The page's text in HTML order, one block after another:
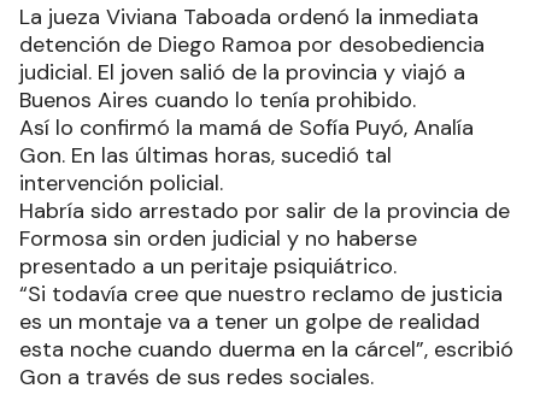
La jueza Viviana Taboada ordenó la inmediata
detención de Diego Ramoa por desobediencia
judicial. El joven salió de la provincia y viajó a
Buenos Aires cuando lo tenía prohibido.
Así lo confirmó la mamá de Sofía Puyó, Analía
Gon. En las últimas horas, sucedió tal
intervención policial.
Habría sido arrestado por salir de la provincia de
Formosa sin orden judicial y no haberse
presentado a un peritaje psiquiátrico.
“Si todavía cree que nuestro reclamo de justicia
es un montaje va a tener un golpe de realidad
esta noche cuando duerma en la cárcel”, escribió
Gon a través de sus redes sociales.